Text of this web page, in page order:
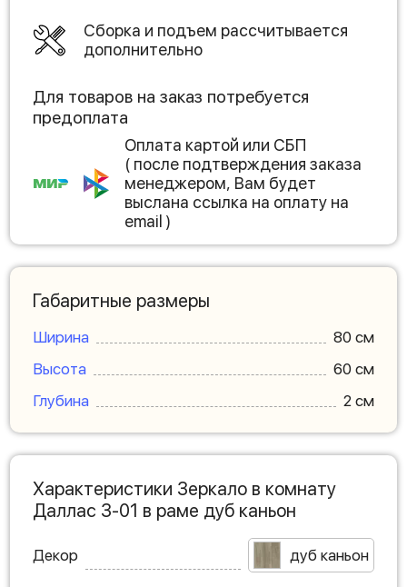
Сборка и подъем рассчитывается
дополнительно
Для товаров на заказ потребуется
предоплата
Оплата картой или СБП
( после подтверждения заказа
менеджером, Вам будет
выслана ссылка на оплату на
email )
Габаритные размеры
Ширина
80 см
Высота
60 см
Глубина
2 см
Характеристики Зеркало в комнату
Даллас З-01 в раме дуб каньон
Декор дуб каньон